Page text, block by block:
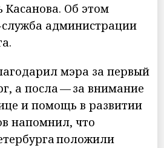
Касанова. Об этом
администрации
мэра за первый
а посла — за внимание
и помощь в развитии
напомнил, что
положили